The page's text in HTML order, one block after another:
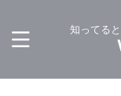
知ってる